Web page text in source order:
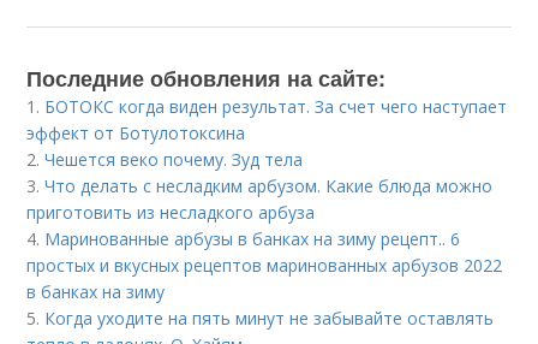
Последние обновления на сайте:
1. БОТОКС когда виден результат. За счет чего наступает
эффект от Ботулотоксина
2.Чешется веко почему. Зуд тела
3.Что делать с несладким арбузом. Какие блюда можно
приготовить из несладкого арбуза
4. Маринованные арбузы в банках на зиму рецепт.. 6
простых и вкусных рецептов маринованных арбузов 2022
в банках на зиму
5. Когда уходите на пять минут не забывайте оставлять